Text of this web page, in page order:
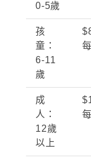
0-5歲
孩
童：
6-11
歲
成
人：
12歲
以上